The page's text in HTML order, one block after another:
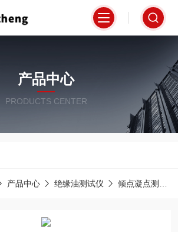
产品中心
PRODUCTS CENTER
产品中心 绝缘油测试仪 倾点凝点测试仪